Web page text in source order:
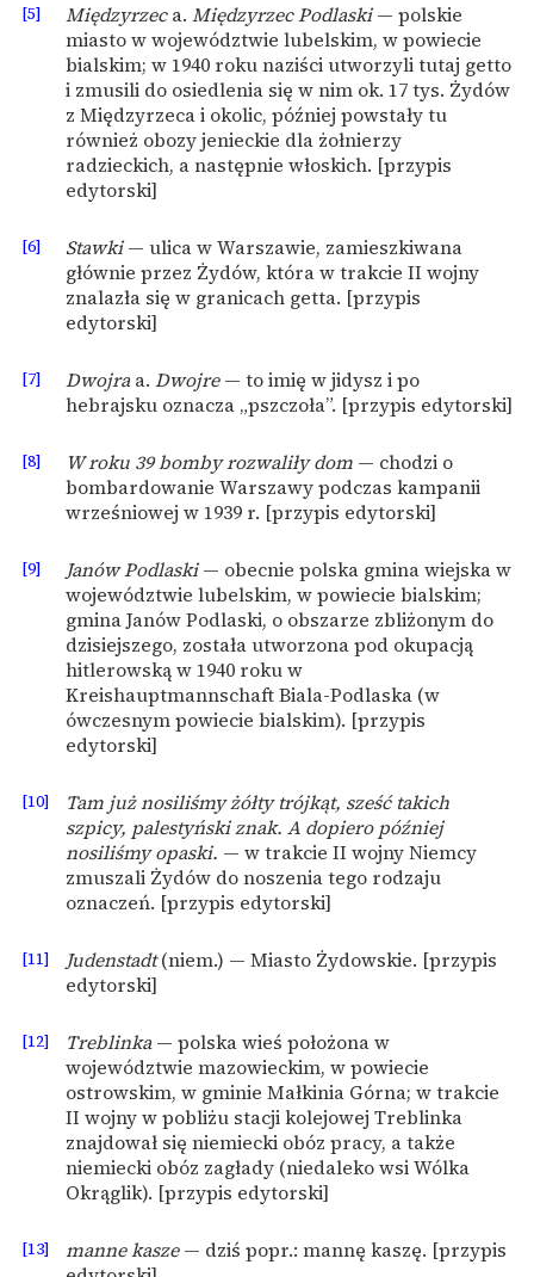
[5] Międzyrzeca.Międzyrzec Podlaski— polskie
miasto w województwie lubelskim, w powiecie
bialskim; w 1940 roku naziści utworzyli tutaj getto
i zmusili do osiedlenia się w nim ok. 17 tys. Żydów
z Międzyrzeca i okolic, później powstały tu
również obozy jenieckie dla żołnierzy
radzieckich, a następnie włoskich. [przypis
edytorski]
[6] Stawki— ulica w Warszawie, zamieszkiwana
głównie przez Żydów, która w trakcie II wojny
znalazła się w granicach getta. [przypis
edytorski]
[7] Dwojraa.Dwojre— to imię w jidysz i po
hebrajsku oznacza „pszczoła”. [przypis edytorski]
[8] W roku 39 bomby rozwaliły dom — chodzi o
bombardowanie Warszawy podczas kampanii
wrześniowej w 1939 r. [przypis edytorski]
[9] Janów Podlaski— obecnie polska gmina wiejska w
województwie lubelskim, w powiecie bialskim;
gmina Janów Podlaski, o obszarze zbliżonym do
dzisiejszego, została utworzona pod okupacją
hitlerowską w 1940 roku w
Kreishauptmannschaft Biala-Podlaska (w
ówczesnym powiecie bialskim). [przypis
edytorski]
[10]
Tam już nosiliśmy żółty trójkąt, sześć takich
szpicy, palestyński znak. A dopiero później
nosiliśmy opaski. — w trakcie II wojny Niemcy
zmuszali Żydów do noszenia tego rodzaju
oznaczeń. [przypis edytorski]
[11] Judenstadt(niem.) — Miasto Żydowskie. [przypis
edytorski]
[12] Treblinka— polska wieś położona w
województwie mazowieckim, w powiecie
ostrowskim, w gminie Małkinia Górna; w trakcie
II wojny w pobliżu stacji kolejowej Treblinka
znajdował się niemiecki obóz pracy, a także
niemiecki obóz zagłady (niedaleko wsi Wólka
Okrąglik). [przypis edytorski]
[13] manne kasze— dziś popr.: mannę kaszę. [przypis